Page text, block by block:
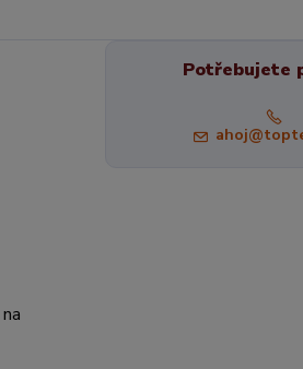
Potřebujete